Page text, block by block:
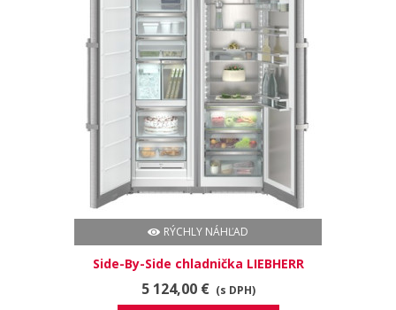
RÝCHLY NÁHĽAD
Side-By-Side chladnička LIEBHERR
XRFst 5295
5 124,00 € (s DPH)